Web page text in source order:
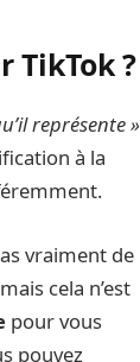
?
représente »
à la
vraiment de
cela n’est
pour vous
pouvez